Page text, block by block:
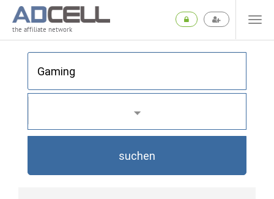
the affiliate network
suchen